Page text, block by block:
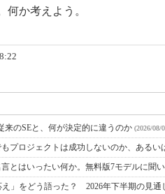
何か考えよう。
来のSEと、何が決定的に違うのか (2026/08/
プロジェクトは成功しないのか、あるい
とはいったい何か。無料版7モデルに聞
」をどう語った？ 2026年下半期の見通